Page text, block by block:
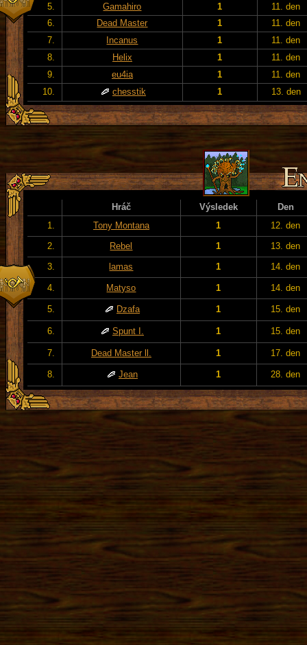
5.
Gamahiro 1
11. den
6.
Dead Master 1
11. den
7.
Incanus 1
11. den
8.
Helix 1
11. den
9.
eu4ia 1
11. den
10.
chesstik 1 13. den
Hráč Výsledek
Den
1.
Tony Montana 1
12. den
2.
Rebel 1
13. den
3.
lamas 1 14. den
4. Matyso 1 14. den
5. Dzafa 1 15. den
6. Spunt I. 1 15. den
7. Dead Master ll. 1 17. den
8. Jean 1 28. den